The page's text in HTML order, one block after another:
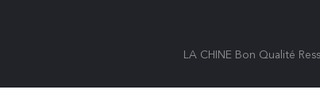
LA CHINE Bon Qualité